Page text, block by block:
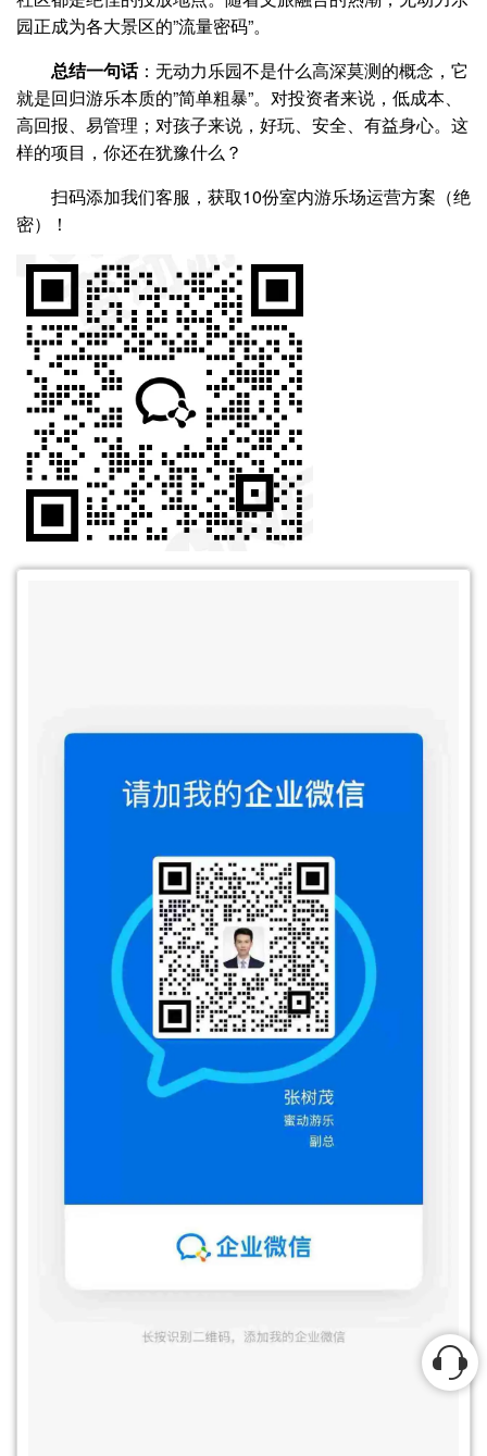
园正成为各大景区的”流量密码”。
总结一句话：无动力乐园不是什么高深莫测的概念，它
就是回归游乐本质的”简单粗暴”。对投资者来说，低成本、
高回报、易管理；对孩子来说，好玩、安全、有益身心。这
样的项目，你还在犹豫什么？
扫码添加我们客服，获取10份室内游乐场运营方案（绝
密）！